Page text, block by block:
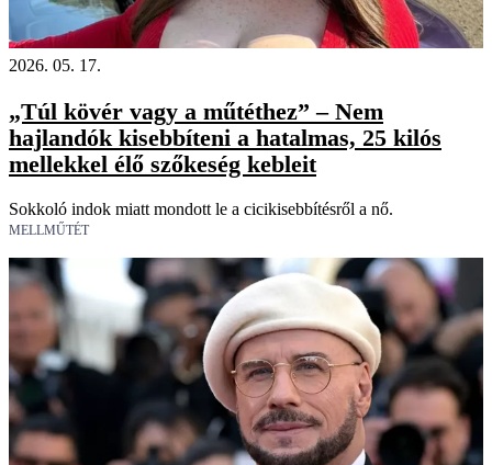
2026. 05. 17.
„Túl kövér vagy a műtéthez” – Nem
hajlandók kisebbíteni a hatalmas, 25 kilós
mellekkel élő szőkeség kebleit
Sokkoló indok miatt mondott le a cicikisebbítésről a nő.
MELLMŰTÉT